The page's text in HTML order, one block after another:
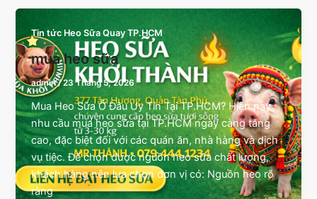
Tin tức Heo Sữa Quay TP.HCM
mua heo sữa
admin/23 Tháng 5, 2026
Mua Heo Sữa Ở Đâu Uy Tín Tại TP.HCM? Hiện nay
nhu cầu mua heo sữa tại TP.HCM ngày càng tăng
cao, đặc biệt đối với các quán ăn, nhà hàng và dịch
vụ tiệc. Để chọn được nguồn heo sữa chất lượng,
khách hàng nên lựa chọn đơn vị có: Nguồn heo rõ
ràng